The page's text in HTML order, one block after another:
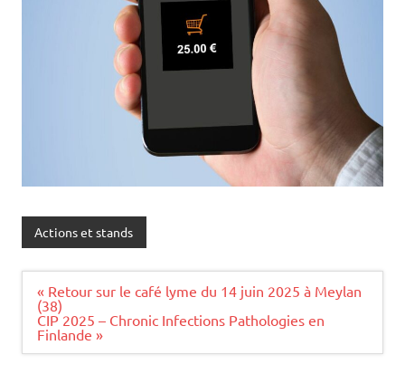
Actions et stands
Navigation
de
l’article
« Retour sur le café lyme du 14 juin 2025 à Meylan
(38)
CIP 2025 – Chronic Infections Pathologies en
Finlande »